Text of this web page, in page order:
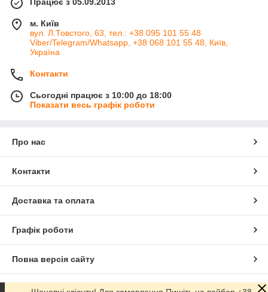
Працює з 05.09.2013
м. Київ
вул. Л.Товстого, 63, тел.: +38 095 101 55 48
Viber/Telegram/Whatsapp, +38 068 101 55 48, Київ,
Україна
Контакти
Сьогодні працює з 10:00 до 18:00
Показати весь графік роботи
Про нас
Контакти
Доставка та оплата
Графік роботи
Повна версія сайту
Сайт створено на маркетплейсіProm.ua